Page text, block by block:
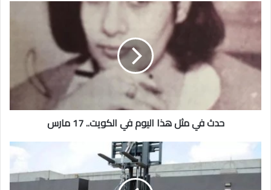
في
مثل
اليوم
في
17
مارس
حدث في مثل هذا اليوم في الكويت.. 17 مارس
الأمريكي
يستهدف